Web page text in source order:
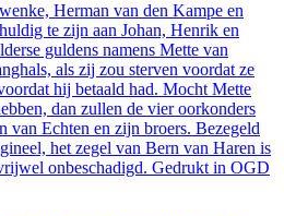
Herman van den Kampe en
te zijn aan Johan, Henrik en
guldens namens Mette van
als zij zou sterven voordat ze
hij betaald had. Mocht Mette
dan zullen de vier oorkonders
van Echten en zijn broers. Bezegeld
het zegel van Bern van Haren is
onbeschadigd. Gedrukt in OGD